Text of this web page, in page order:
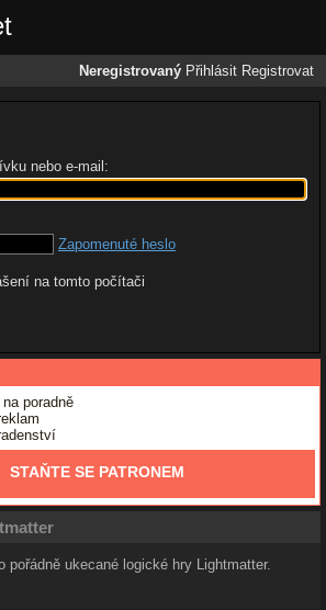
Neregistrovaný Přihlásit Registrovat
nebo e-mail:
Zapomenuté heslo
na tomto počítači
poradně
STAŇTE SE PATRONEM
pořádně ukecané logické hry Lightmatter.